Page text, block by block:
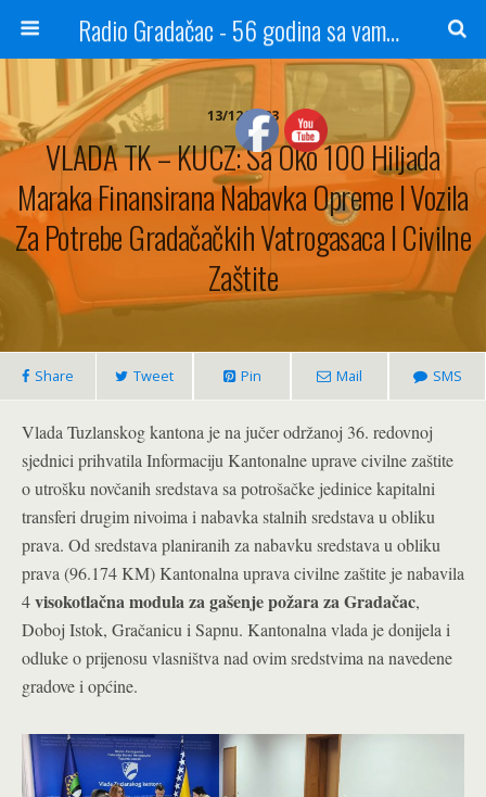
Radio Gradačac - 56 godina sa vama...
13/12/2023
VLADA TK – KUCZ: Sa Oko 100 Hiljada
Maraka Finansirana Nabavka Opreme I Vozila
Za Potrebe Gradačačkih Vatrogasaca I Civilne
Zaštite
Share Tweet Pin Mail SMS
Vlada Tuzlanskog kantona je na jučer održanoj 36. redovnoj
sjednici prihvatila Informaciju Kantonalne uprave civilne zaštite
o utrošku novčanih sredstava sa potrošačke jedinice kapitalni
transferi drugim nivoima i nabavka stalnih sredstava u obliku
prava. Od sredstava planiranih za nabavku sredstava u obliku
prava (96.174 KM) Kantonalna uprava civilne zaštite je nabavila
4visokotlačna modula za gašenje požaraza Gradačac,
Doboj Istok, Gračanicu i Sapnu. Kantonalna vlada je donijela i
odluke o prijenosu vlasništva nad ovim sredstvima na navedene
gradove i općine.